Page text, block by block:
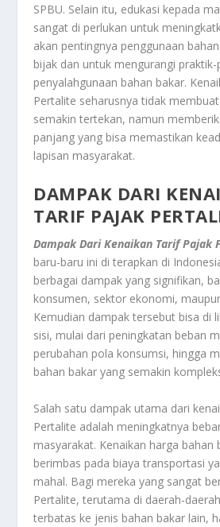
SPBU. Selain itu, edukasi kepada
sangat di perlukan untuk
akan pentingnya penggunaan
bijak dan untuk mengurangi
penyalahgunaan bahan bakar.
Pertalite seharusnya tidak
semakin tertekan, namun
panjang yang bisa memastikan
lapisan masyarakat.
DAMPAK DARI
TARIF PAJAK
Dampak Dari Kenaikan Tarif Pajak
baru-baru ini di terapkan di
berbagai dampak yang signifikan,
konsumen, sektor ekonomi,
Kemudian dampak tersebut bisa di
sisi, mulai dari peningkatan beban
perubahan pola konsumsi, hingga
bahan bakar yang semakin
Salah satu dampak utama dari
Pertalite adalah meningkatnya
masyarakat. Kenaikan harga bahan
berimbas pada biaya transportasi
mahal. Bagi mereka yang sangat
Pertalite, terutama di daerah-
terbatas ke jenis bahan bakar lain,